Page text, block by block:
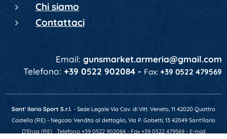
Chi siamo
Contattaci
Email: gunsmarket.armeria@gmail.com
Telefono: +39 0522 902084 - Fax: +39 0522 479569
Sant' Ilario Sport S.r.l. - Sede Legale Via Cav. di Vitt. Veneto, 11 42020 Quattro
Castella (RE) - Negozio Vendita al dettaglio, Via P. Gobetti, 13 42049 Sant'Ilario
D'Enza (RE) Telefono +39 0522 902084 - Fax +39 0522 479569 - E-mail